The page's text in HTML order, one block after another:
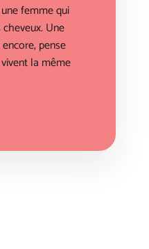
femme qui
Une
pense
la même